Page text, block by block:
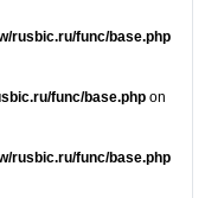
rusbic.ru/func/base.php
func/base.php on
rusbic.ru/func/base.php